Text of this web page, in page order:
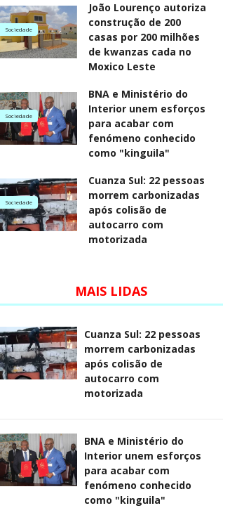
Sociedade
João Lourenço autoriza
construção de 200
casas por 200 milhões
de kwanzas cada no
Moxico Leste
Sociedade
BNA e Ministério do
Interior unem esforços
para acabar com
fenómeno conhecido
como "kinguila"
Sociedade
Cuanza Sul: 22 pessoas
morrem carbonizadas
após colisão de
autocarro com
motorizada
MAIS LIDAS
Cuanza Sul: 22 pessoas
morrem carbonizadas
após colisão de
autocarro com
motorizada
BNA e Ministério do
Interior unem esforços
para acabar com
fenómeno conhecido
como "kinguila"